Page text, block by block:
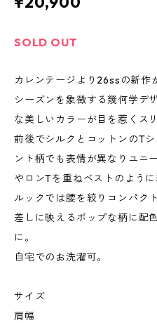
SOLD OUT
カレンテージより26ssの新作
シーズンを象徴する幾何学デ
な美しいカラーが目を惹くス
前後でシルクとコットンのT
ント柄でも表情が異なりユニ
やロンTを重ねベストのよう
ルックでは腰を絞りコンパク
差しに映えるポップな柄に配
に。
自宅でのお洗濯可。
サイズ
肩幅